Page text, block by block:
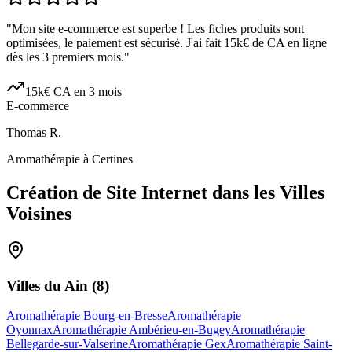
"Mon site e-commerce est superbe ! Les fiches produits sont
optimisées, le paiement est sécurisé. J'ai fait 15k€ de CA en ligne
dès les 3 premiers mois."
15k€ CA en 3 mois
E-commerce
Thomas R.
Aromathérapie à Certines
Création de Site Internet dans les Villes
Voisines
Villes du Ain (8)
Aromathérapie Bourg-en-BresseAromathérapie
OyonnaxAromathérapie Ambérieu-en-BugeyAromathérapie
Bellegarde-sur-ValserineAromathérapie GexAromathérapie Saint-